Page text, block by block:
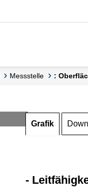
Messstelle :
Grafik
-